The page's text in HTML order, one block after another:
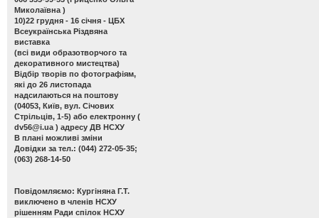
Миколаївна )
10)22 грудня - 16 січня - ЦБХ
Всеукраїнська Різдвяна
виставка
(всі види образотворчого та
декоративного мистецтва)
Відбір творів по фотографіям,
які до 26 листопада
надсилаються на поштову
(04053, Київ, вул. Січових
Стрільців, 1-5) або електронну (
dv56@i.ua ) адресу ДВ НСХУ
В плані можливі зміни
Довідки за тел.: (044) 272-05-35;
(063) 268-14-50
Повідомляємо: Кургіняна Г.Т.
виключено в членів НСХУ
рішенням Ради спілок НСХУ